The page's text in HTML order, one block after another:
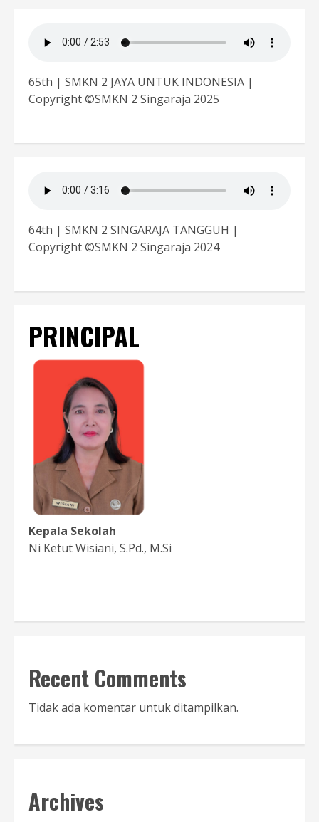
65th | SMKN 2 JAYA UNTUK INDONESIA |
Copyright ©SMKN 2 Singaraja 2025
64th | SMKN 2 SINGARAJA TANGGUH |
Copyright ©SMKN 2 Singaraja 2024
PRINCIPAL
Kepala Sekolah
Ni Ketut Wisiani, S.Pd., M.Si
Recent Comments
Tidak ada komentar untuk ditampilkan.
Archives